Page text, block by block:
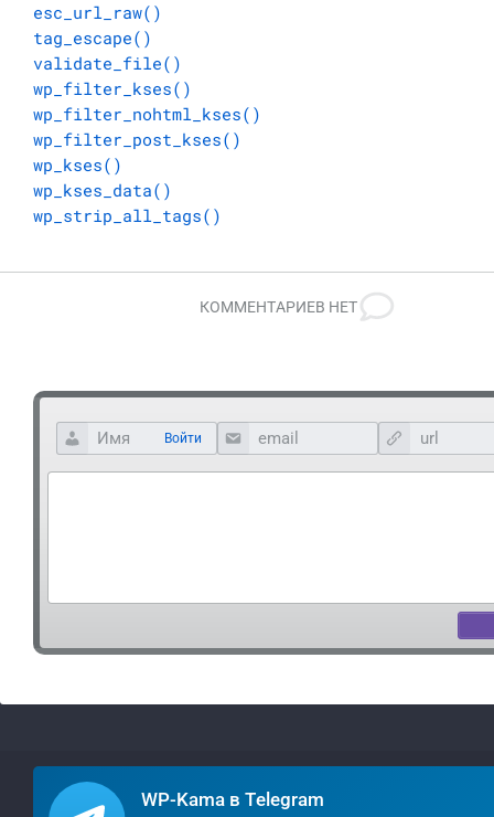
esc_url_raw()
tag_escape()
validate_file()
wp_filter_kses()
wp_filter_nohtml_kses()
wp_filter_post_kses()
wp_kses()
wp_kses_data()
wp_strip_all_tags()
КОММЕНТАРИЕВ НЕТ
Войти
WP-Kama в Telegram